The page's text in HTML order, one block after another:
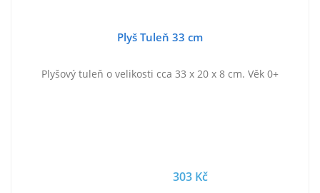
Plyš Tuleň 33 cm
Plyšový tuleň o velikosti cca 33 x 20 x 8 cm. Věk 0+
303 Kč